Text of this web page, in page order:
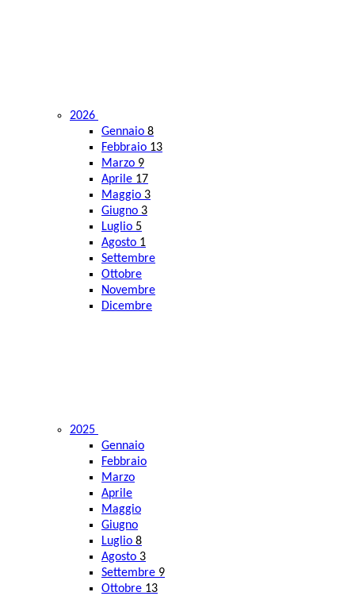
2026
Gennaio 8
Febbraio 13
Marzo 9
Aprile 17
Maggio 3
Giugno 3
Luglio 5
Agosto 1
Settembre
Ottobre
Novembre
Dicembre
2025
Gennaio
Febbraio
Marzo
Aprile
Maggio
Giugno
Luglio 8
Agosto 3
Settembre 9
Ottobre 13